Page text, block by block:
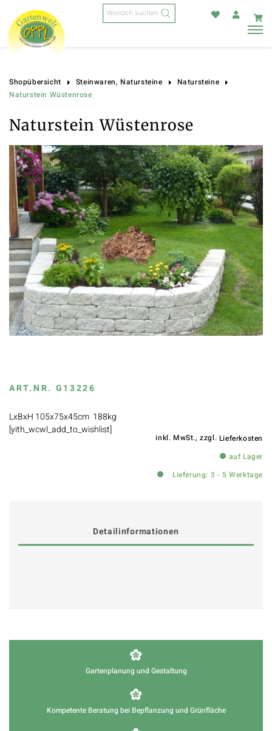
Products
search
Shopübersicht Steinwaren, Natursteine
Natursteine
Naturstein Wüstenrose
Naturstein Wüstenrose
ART.NR. G13226
LxBxH 105x75x45cm 188kg
[yith_wcwl_add_to_wishlist]
inkl. MwSt., zzgl. Lieferkosten
auf Lager
Lieferung: 3 - 5 Werktage
Detailinformationen
Gartenplanung und Gestaltung
Kompetente Beratung bei Bepflanzung und Grünfläche